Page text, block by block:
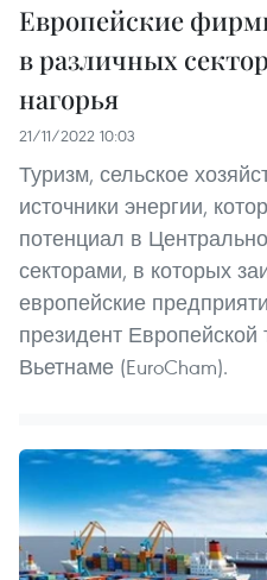
Европейские
в различных
нагорья
21/11/2022 10:03
Туризм, сельское
источники энергии,
потенциал в
секторами, в которых
европейские
президент
Вьетнаме (EuroCham).